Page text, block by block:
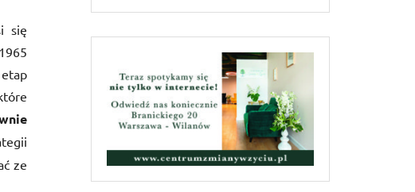
się
ze